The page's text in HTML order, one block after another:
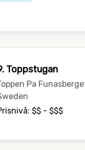
Toppstugan
Pa
$$ - $$$